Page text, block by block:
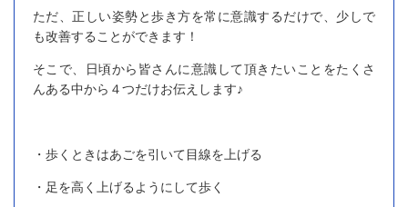
ただ、正しい姿勢と歩き方を常に意識するだけで、少しで
も改善することができます！
そこで、日頃から皆さんに意識して頂きたいことをたくさ
んある中から４つだけお伝えします♪
・歩くときはあごを引いて目線を上げる
・足を高く上げるようにして歩く